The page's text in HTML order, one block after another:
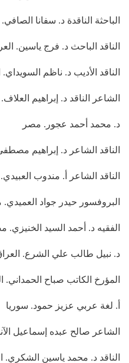
الباحثة الناقدة د. سفانا
الناقد الباحث د. فرج ياسين.
الناقد الأديب د. ناظم السويداي.
الشاعر الناقد د. إبراهيم
د. محمد أحمد عجور. مصر
الناقد الشاعر د. إبراهيم
الناقد الشاعر أ. مندوب
البروفسور حيدر جواد
الفقيه د. أحمد السيد الخنيزي.
د. نبيل طالب علي الشرع.
المؤرخ الكاتب صباح الحمداني.
أ. لغة عربي عزيز حمود. سوريا
الشاعر صالح عبده إسماعيل
الناقد د. محمد ياسين الشكري.